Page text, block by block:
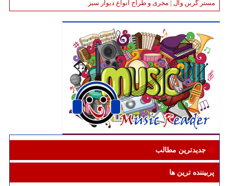
مستر گرین وال | مجری و طراح انواع دیوار سبز
جدیدترین مطالب
پربیننده ترین ها